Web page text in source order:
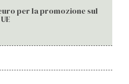
per la promozione sul